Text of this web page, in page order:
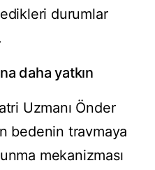
durumlar
daha yatkın
Uzmanı Önder
bedenin travmaya
mekanizması